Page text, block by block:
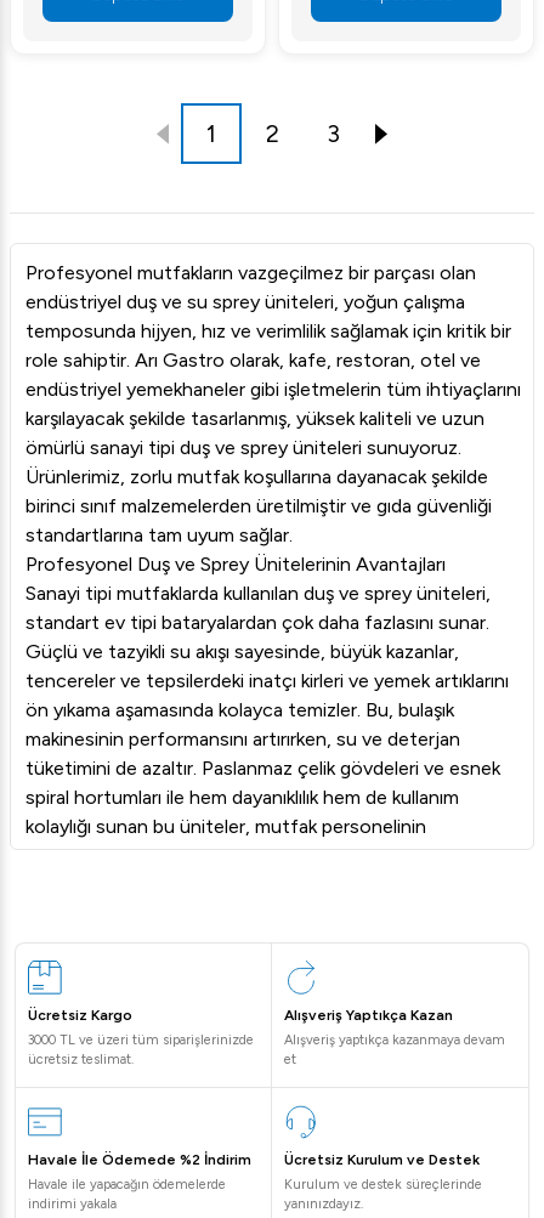
1 2 3
Profesyonel mutfakların vazgeçilmez bir parçası olan
endüstriyel duş ve su sprey üniteleri, yoğun çalışma
temposunda hijyen, hız ve verimlilik sağlamak için kritik bir
role sahiptir. Arı Gastro olarak, kafe, restoran, otel ve
endüstriyel yemekhaneler gibi işletmelerin tüm ihtiyaçlarını
karşılayacak şekilde tasarlanmış, yüksek kaliteli ve uzun
ömürlü sanayi tipi duş ve sprey üniteleri sunuyoruz.
Ürünlerimiz, zorlu mutfak koşullarına dayanacak şekilde
birinci sınıf malzemelerden üretilmiştir ve gıda güvenliği
standartlarına tam uyum sağlar.
Profesyonel Duş ve Sprey Ünitelerinin Avantajları
Sanayi tipi mutfaklarda kullanılan duş ve sprey üniteleri,
standart ev tipi bataryalardan çok daha fazlasını sunar.
Güçlü ve tazyikli su akışı sayesinde, büyük kazanlar,
tencereler ve tepsilerdeki inatçı kirleri ve yemek artıklarını
ön yıkama aşamasında kolayca temizler. Bu, bulaşık
makinesinin performansını artırırken, su ve deterjan
tüketimini de azaltır. Paslanmaz çelik gövdeleri ve esnek
spiral hortumları ile hem dayanıklılık hem de kullanım
kolaylığı sunan bu üniteler, mutfak personelinin
ergonomik bir şekilde çalışmasına olanak tanır. Arı
maliyetlerini düşürmenize yardımcı olur.
İşletmeniz İçin Doğru Modeli Seçin
Duş ve sprey ünitesi seçimi yaparken mutfağınızın yapısı
ve ihtiyaçları göz önünde bulundurulmalıdır. Tezgah üstü
(masa tipi) modeller, eviye üzerine kolayca monte
edilirken; duvar tipi modeller, daha geniş bir hareket alanı
sunar. Bataryalı veya bataryasız seçenekler, mevcut
tesisatınıza göre esneklik sağlar. Hortum uzunluğu, sprey
başlığının fonksiyonelliği ve su tasarrufu özellikleri gibi
detaylar, işletmenizin verimliliği için önemlidir. Arı
Ücretsiz Kargo
3000 TL ve üzeri tüm siparişlerinizde
ücretsiz teslimat.
Alışveriş Yaptıkça Kazan
Alışveriş yaptıkça kazanmaya devam
et
Havale İle Ödemede %2 İndirim
Havale ile yapacağın ödemelerde
indirimi yakala
Ücretsiz Kurulum ve Destek
Kurulum ve destek süreçlerinde
yanınızdayız.